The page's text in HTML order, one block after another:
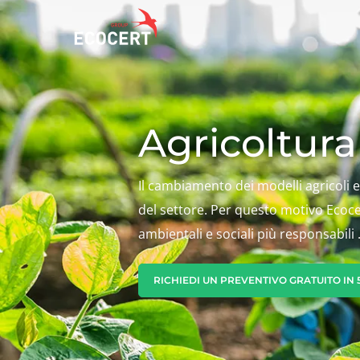
I NOSTRI SERVIZI
Certificazione
Formazione
Consulenza
ECOCERT
Chi siamo
News
Lavora con noi
IL
Il cambiamento dei modelli agricoli
del settore. Per questo motivo
ambientali e sociali più responsabili .
RICHIEDI UN PREVENTIVO GRATUITO IN